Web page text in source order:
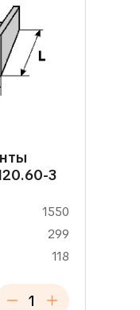
3
1550
299
118